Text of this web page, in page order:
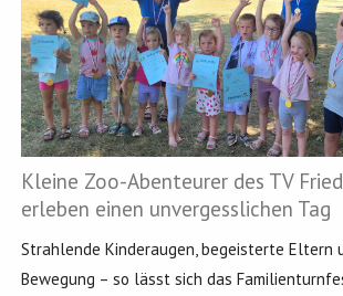
Kleine Zoo-Abenteurer des TV
erleben einen unvergesslichen Tag
Strahlende Kinderaugen, begeisterte Eltern
Bewegung – so lässt sich das